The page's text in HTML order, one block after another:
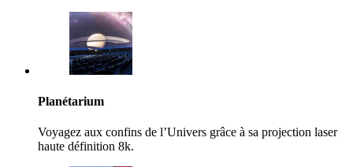
Planétarium
Voyagez aux confins de l’Univers grâce à sa projection laser
haute définition 8k.